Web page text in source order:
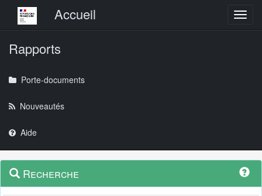
Menu principalAccueil
Rapports
Porte-documents
Nouveautés
Aide
Navigation
outils
Menu
contextuel
Recherche